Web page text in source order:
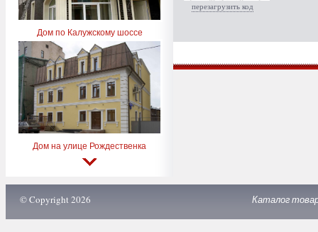
Дом по Калужскому шоссе
Дом на улице Рождественка
перезагрузить код
© Copyright 2026 Каталог